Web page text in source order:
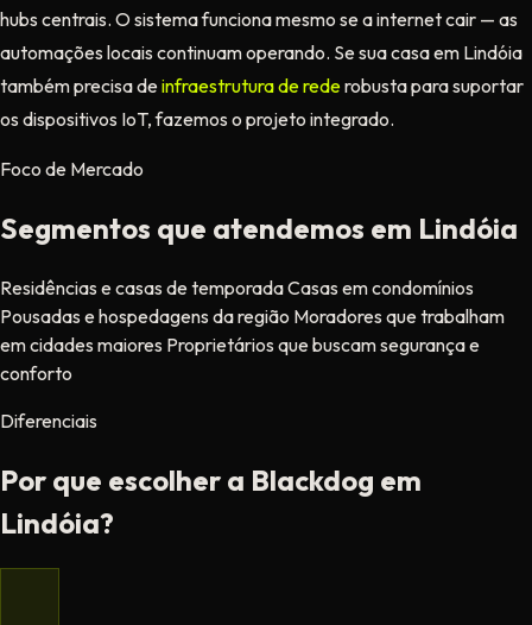
hubs centrais. O sistema funciona mesmo se a internet cair — as
automações locais continuam operando. Se sua casa em Lindóia
também precisa deinfraestrutura de rederobusta para suportar
os dispositivos IoT, fazemos o projeto integrado.
Foco de Mercado
Segmentos que atendemos em Lindóia
Residências e casas de temporadaCasas em condomínios
Pousadas e hospedagens da região Moradores que trabalham
em cidades maiores Proprietários que buscam segurança e
conforto
Diferenciais
Por que escolher a Blackdog em
Lindóia?